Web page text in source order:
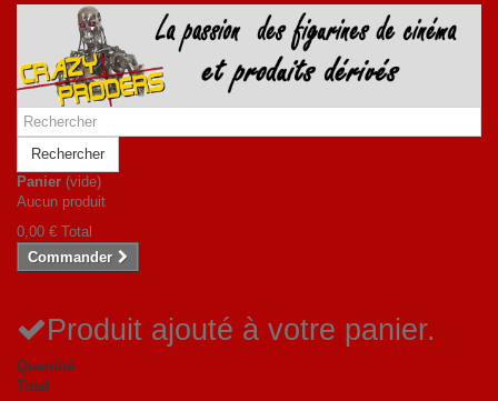
Rechercher
Panier (vide)
Aucun produit
0,00 € Total
Commander
Produit ajouté à votre panier.
Quantité
Total